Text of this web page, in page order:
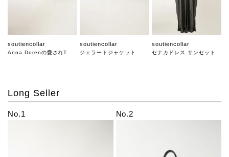
soutiencollar
Anna Dorenの愛されT
soutiencollar
ジェラートジャケット
soutiencollar
セナカドレス サンセット
Long Seller
No.1 No.2